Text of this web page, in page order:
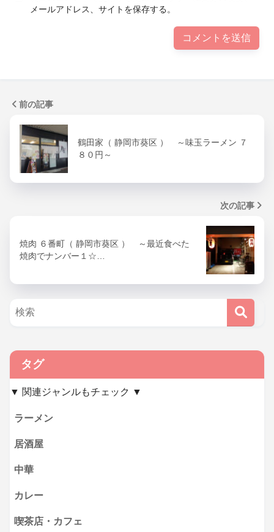
メールアドレス、サイトを保存する。
前の記事
鶴田家（ 静岡市葵区 ） ～味玉ラーメン ７
８０円～
次の記事
焼肉 ６番町（ 静岡市葵区 ） ～最近食べた
焼肉でナンバー１☆…
タグ
▼ 関連ジャンルもチェック ▼
ラーメン
居酒屋
中華
カレー
喫茶店・カフェ